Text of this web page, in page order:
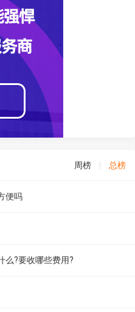
周榜 总榜
便吗
么?要收哪些费用?